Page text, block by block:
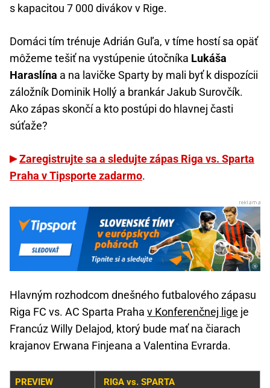
s kapacitou 7 000 divákov v Rige.
Domáci tím trénuje Adrián Guľa, v tíme hostí sa opäť
môžeme tešiť na vystúpenie útočníka Lukáša
Haraslína a na lavičke Sparty by mali byť k dispozícii
záložník Dominik Hollý a brankár Jakub Surovčík.
Ako zápas skončí a kto postúpi do hlavnej časti
súťaže?
Zaregistrujte sa a sledujte zápas Riga vs. Sparta
Praha v Tipsporte zadarmo.
Hlavným rozhodcom dnešného futbalového zápasu
Riga FC vs. AC Sparta Praha v Konferenčnej lige je
Francúz Willy Delajod, ktorý bude mať na čiarach
krajanov Erwana Finjeana a Valentina Evrarda.
PREVIEW RIGA vs. SPARTA